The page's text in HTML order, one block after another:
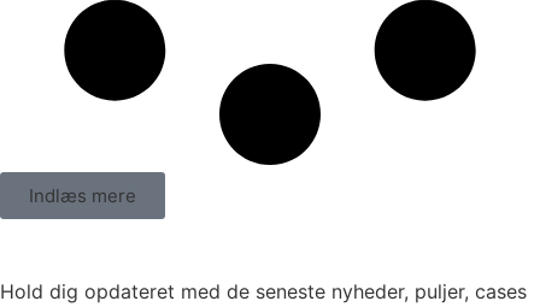
Indlæs mere
Hold dig opdateret med de seneste nyheder, puljer, cases